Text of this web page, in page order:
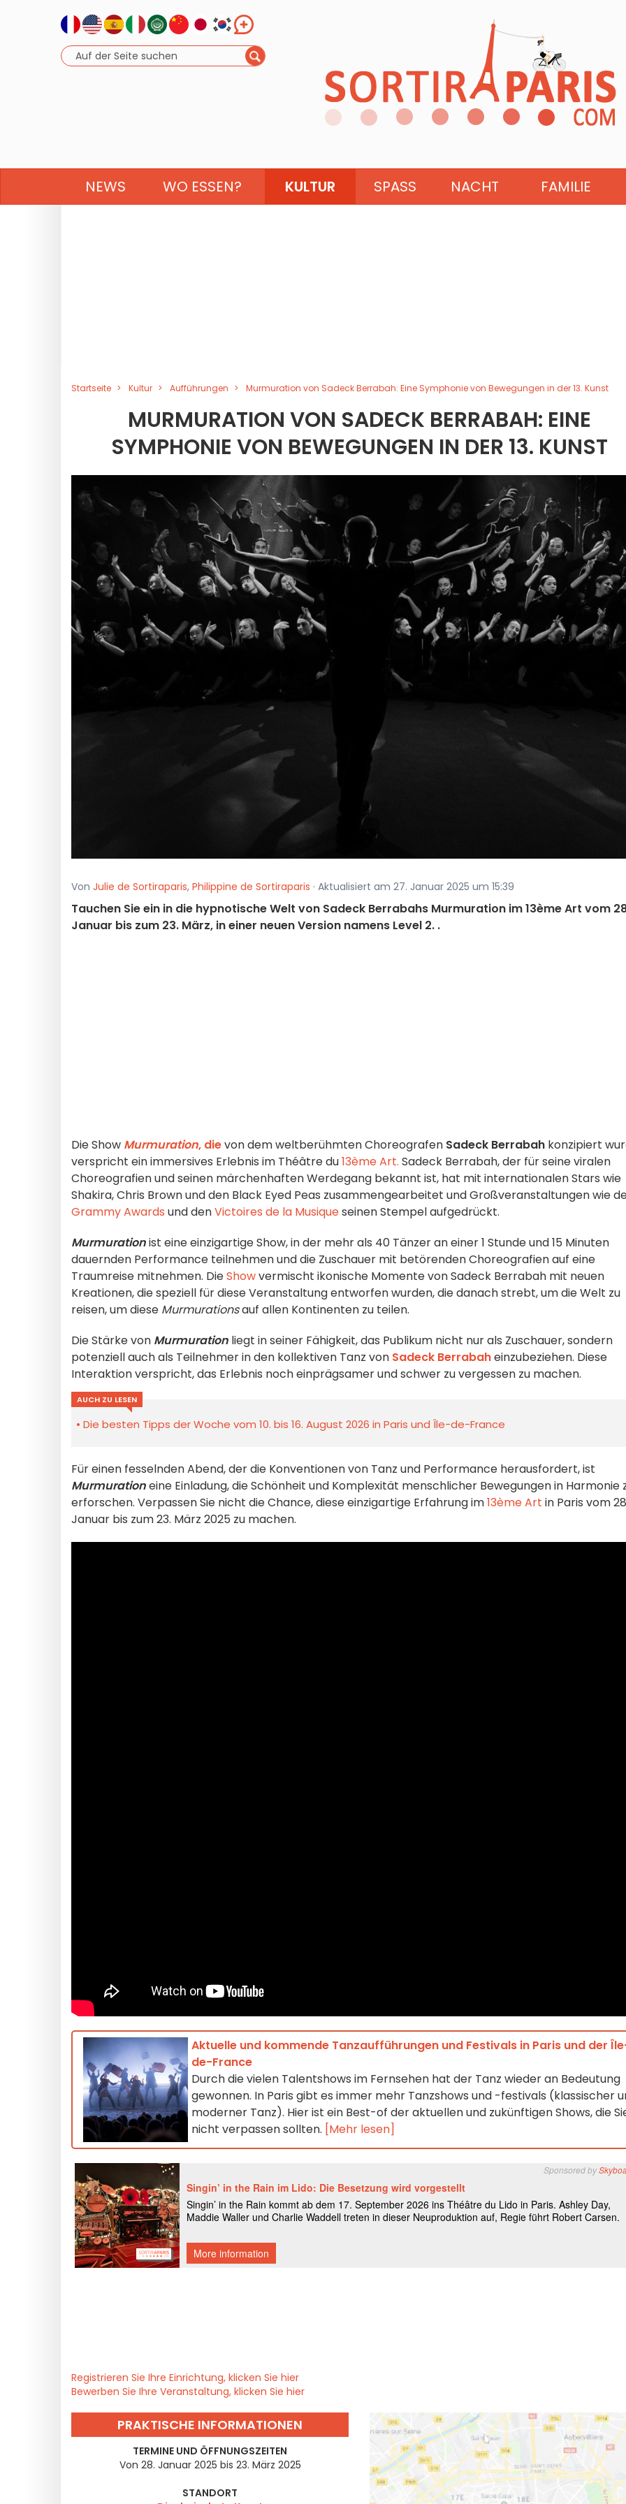
NEWS WO ESSEN? KULTUR SPASS NACHT FAMILIE
Startseite Kultur Aufführungen Murmuration von Sadeck Berrabah: Eine Symphonie von Bewegungen in der 13. Kunst
MURMURATION VON SADECK BERRABAH: EINE
SYMPHONIE VON BEWEGUNGEN IN DER 13. KUNST
Von Julie de Sortiraparis, Philippine de Sortiraparis · Aktualisiert am 27. Januar 2025 um 15:39
Tauchen Sie ein in die hypnotische Welt von Sadeck Berrabahs Murmuration im 13ème Art vom
Januar bis zum 23. März, in einer neuen Version namens Level 2. .
Die Show Murmuration, dievon dem weltberühmten Choreografen Sadeck Berrabah konzipiert
verspricht ein immersives Erlebnis im Théâtre du13ème Art. Sadeck Berrabah, der für seine viralen
Choreografien und seinen märchenhaften Werdegang bekannt ist, hat mit internationalen Stars wie
Shakira, Chris Brown und den Black Eyed Peas zusammengearbeitet und Großveranstaltungen wie
Grammy Awards und denVictoires de la Musiqueseinen Stempel aufgedrückt.
Murmurationist eine einzigartige Show, in der mehr als 40 Tänzer an einer 1 Stunde und 15 Minuten
dauernden Performance teilnehmen und die Zuschauer mit betörenden Choreografien auf eine
Traumreise mitnehmen. DieShowvermischt ikonische Momente von Sadeck Berrabah mit neuen
Kreationen, die speziell für diese Veranstaltung entworfen wurden, die danach strebt, um die Welt zu
reisen, um diese Murmurationsauf allen Kontinenten zu teilen.
Die Stärke von Murmuration liegt in seiner Fähigkeit, das Publikum nicht nur als Zuschauer, sondern
potenziell auch als Teilnehmer in den kollektiven Tanz von Sadeck Berrabaheinzubeziehen. Diese
Interaktion verspricht, das Erlebnis noch einprägsamer und schwer zu vergessen zu machen.
AUCH ZU LESEN
Die besten Tipps der Woche vom 10. bis 16. August 2026 in Paris und Île-de-France
Für einen fesselnden Abend, der die Konventionen von Tanz und Performance herausfordert, ist
Murmurationeine Einladung, die Schönheit und Komplexität menschlicher Bewegungen in Harmonie
erforschen. Verpassen Sie nicht die Chance, diese einzigartige Erfahrung im13ème Art in Paris vom
Januar bis zum 23. März 2025 zu machen.
Aktuelle und kommende Tanzaufführungen und Festivals in Paris und der
de-France
Durch die vielen Talentshows im Fernsehen hat der Tanz wieder an Bedeutung
gewonnen. In Paris gibt es immer mehr Tanzshows und -festivals (klassischer
moderner Tanz). Hier ist ein Best-of der aktuellen und zukünftigen Shows, die
nicht verpassen sollten. [Mehr lesen]
Registrieren Sie Ihre Einrichtung, klicken Sie hier
Bewerben Sie Ihre Veranstaltung, klicken Sie hier
PRAKTISCHE INFORMATIONEN
TERMINE UND ÖFFNUNGSZEITEN
Von 28. Januar 2025 bis 23. März 2025
STANDORT